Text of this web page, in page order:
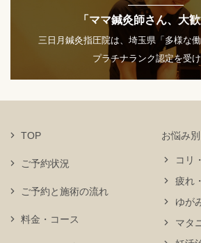
「ママ鍼灸師さん、大
三日月鍼灸指圧院は、埼玉県「多様な
プラチナランク認定を受け
TOP
ご予約状況
お悩み
コリ
疲れ
ゆが
マタ
ご予約と施術の流れ
料金・コース